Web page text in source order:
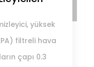
yüksek
filtreli hava
çapı 0.3